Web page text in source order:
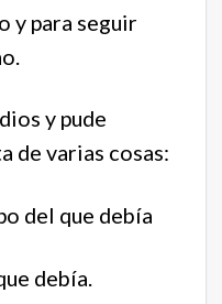
y para seguir
y pude
de varias cosas:
del que debía
debía.